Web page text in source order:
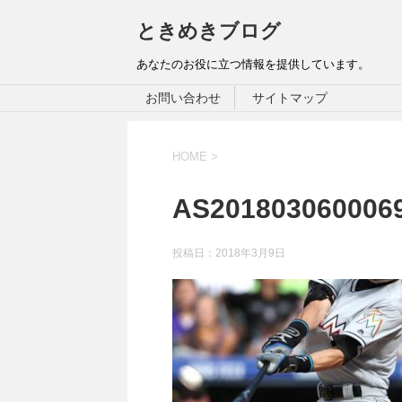
ときめきブログ
あなたのお役に立つ情報を提供しています。
お問い合わせ サイトマップ
HOME >
投稿日： 2018年3月9日